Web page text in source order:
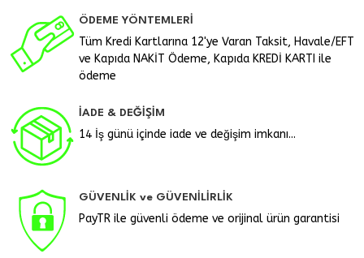
ÖDEME YÖNTEMLERİ
Tüm Kredi Kartlarına 12'ye Varan Taksit, Havale/EFT
ve Kapıda NAKİT Ödeme, Kapıda KREDİ KARTI ile
ödeme
İADE & DEĞİŞİM
14 İş günü içinde iade ve değişim imkanı...
GÜVENLİK ve GÜVENİLİRLİK
PayTR ile güvenli ödeme ve orijinal ürün garantisi